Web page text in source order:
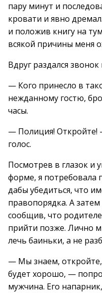
пару минут и
кровати и явно
и положив книгу на
всякой причины меня
Вдруг раздался
— Кого принесло в
нежданному гостю,
часы.
— Полиция! Откройте!
голос.
Посмотрев в глазок и
форме, я потребовала
дабы убедиться, что
правопорядка. А
сообщив, что
прийти позже. Лично
лечь баиньки, а не
— Мы знаем,
будет хорошо, —
мужчина. Его